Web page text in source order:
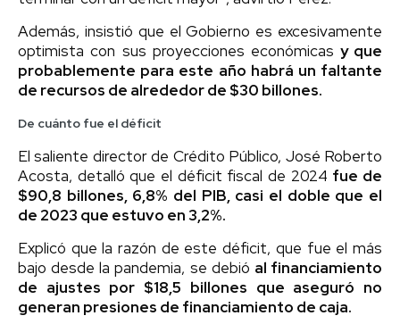
Además, insistió que el Gobierno es excesivamente
optimista con sus proyecciones económicas y que
probablemente para este año habrá un faltante
de recursos de alrededor de $30 billones.
De cuánto fue el déficit
El saliente director de Crédito Público, José Roberto
Acosta, detalló que el déficit fiscal de 2024 fue de
$90,8 billones, 6,8% del PIB, casi el doble que el
de 2023 que estuvo en 3,2%.
Explicó que la razón de este déficit, que fue el más
bajo desde la pandemia, se debió al financiamiento
de ajustes por $18,5 billones que aseguró no
generan presiones de financiamiento de caja.